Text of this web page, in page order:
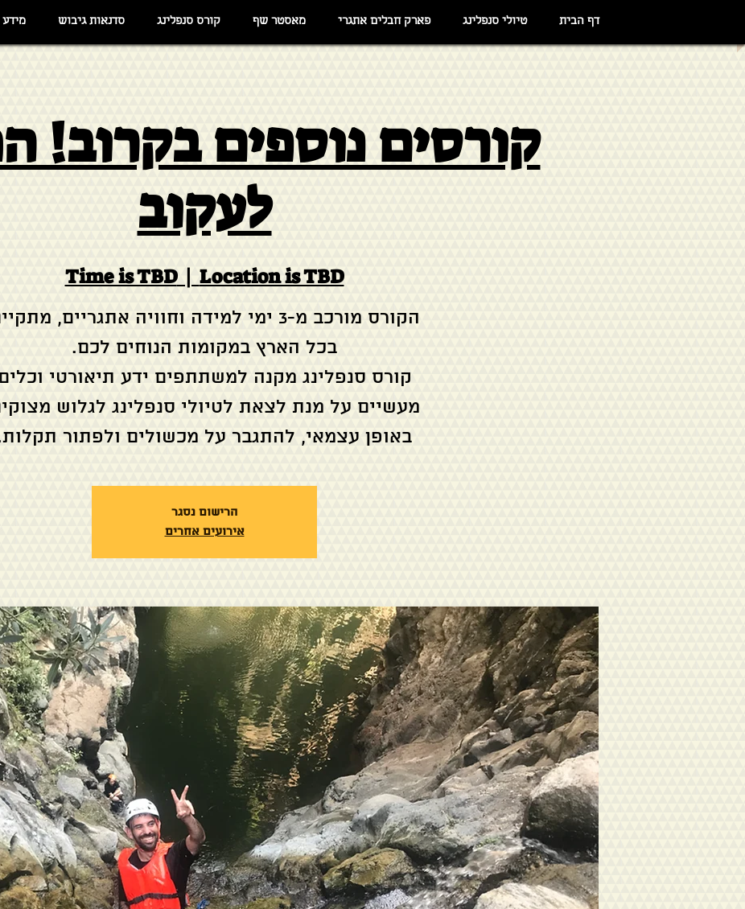
דף הבית טיולי סנפלינג פארק חבלים אתגרי מאסטר שף קורס סנפלינג סדנאות גיבוש
קורסים נוספים בקרוב!
לעקוב
Time is TBD
  |
Location is TBD
הקורס מורכב מ-3 ימי למידה וחוויה אתגריים,
קורס סנפלינג מקנה למשתתפים ידע תיאורטי
מעשיים על מנת לצאת לטיולי סנפלינג לגלוש
באופן עצמאי, להתגבר על מכשולים ולפתור
הרישום נסגר
אירועים אחרים